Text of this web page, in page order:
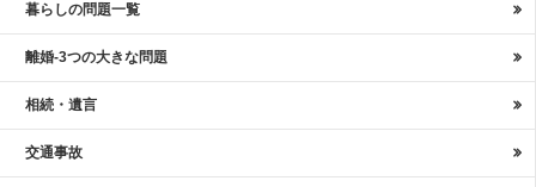
暮らしの問題一覧
離婚-3つの大きな問題
相続・遺言
交通事故